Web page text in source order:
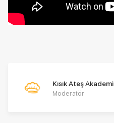
Kısık Ateş Akademi
Moderatör